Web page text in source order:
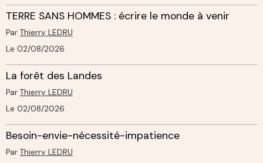
TERRE SANS HOMMES : écrire le monde à venir
Par Thierry LEDRU
Le 02/08/2026
La forêt des Landes
Par Thierry LEDRU
Le 02/08/2026
Besoin-envie-nécessité-impatience
Par Thierry LEDRU